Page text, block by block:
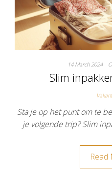
14 March 2024
Slim
Sta je op het punt om te
je volgende trip? Slim
Read